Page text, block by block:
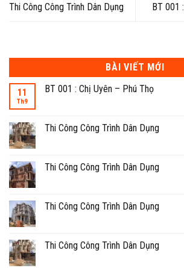
Thi Công Công Trình Dân Dụng BT 001
BÀI VIẾT MỚI
11
Th9
BT 001 : Chị Uyên – Phú Thọ
Thi Công Công Trình Dân Dụng
Thi Công Công Trình Dân Dụng
Thi Công Công Trình Dân Dụng
Thi Công Công Trình Dân Dụng